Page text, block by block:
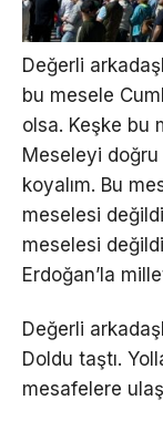
Değerli
bu mesele
olsa. Keşke bu
Meseleyi
koyalım. Bu
meselesi
meselesi
Erdoğan’la
Değerli
Doldu taştı.
mesafelere